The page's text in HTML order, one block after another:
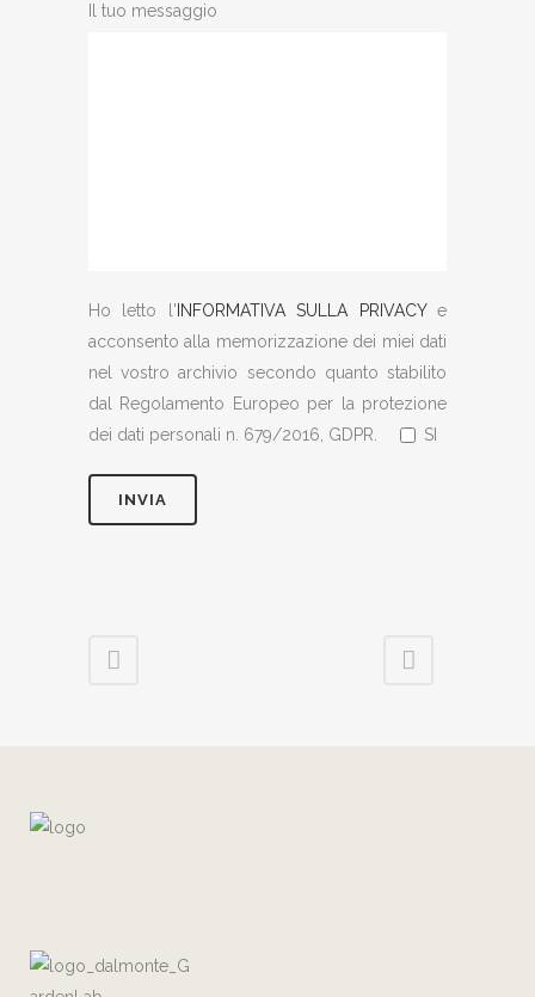
Il tuo messaggio
Ho letto l' INFORMATIVA SULLA PRIVACYe
acconsento alla memorizzazione dei miei dati
nel vostro archivio secondo quanto stabilito
dal Regolamento Europeo per la protezione
dei dati personali n. 679/2016, GDPR.
SI